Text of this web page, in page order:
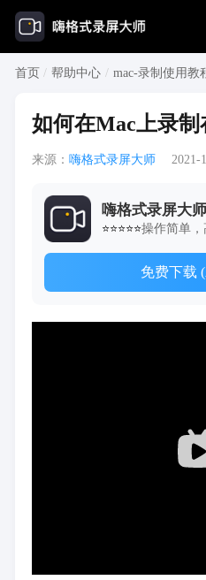
首页 / 帮助中心 / mac-录制使用教
如何在Mac上录制
来源： 嗨格式录屏大师 2021-
嗨格式录屏大师
⭐⭐⭐⭐⭐操作简单，
免费下载